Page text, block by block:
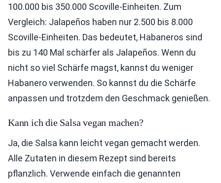
100.000 bis 350.000 Scoville-Einheiten. Zum
Vergleich: Jalapeños haben nur 2.500 bis 8.000
Scoville-Einheiten. Das bedeutet, Habaneros sind
bis zu 140 Mal schärfer als Jalapeños. Wenn du
nicht so viel Schärfe magst, kannst du weniger
Habanero verwenden. So kannst du die Schärfe
anpassen und trotzdem den Geschmack genießen.
Kann ich die Salsa vegan machen?
Ja, die Salsa kann leicht vegan gemacht werden.
Alle Zutaten in diesem Rezept sind bereits
pflanzlich. Verwende einfach die genannten